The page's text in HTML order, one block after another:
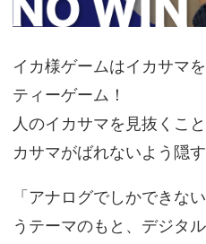
イカ様ゲームはイカサマ
ティーゲーム！
人のイカサマを見抜くこ
カサマがばれないよう隠
「アナログでしかできな
うテーマのもと、デジタ